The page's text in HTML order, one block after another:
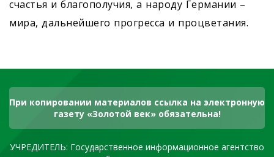
счастья и благополучия, а народу Германии –
мира, дальнейшего прогресса и процветания.
При копировании материалов ссылка на электронную
газету «Золотой век» обязательна!
УЧРЕДИТЕЛЬ: Государственное информационное агентство